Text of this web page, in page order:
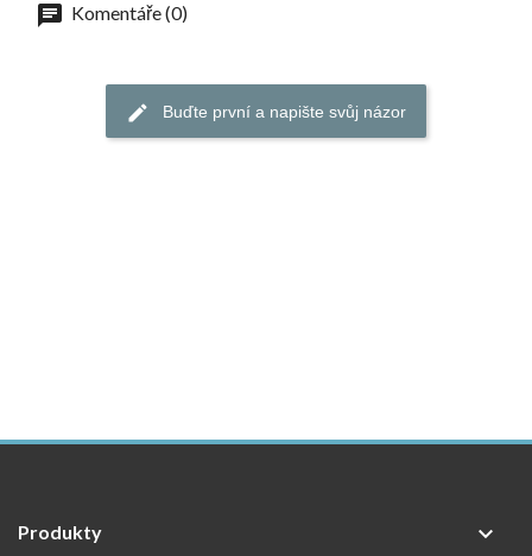
Komentáře (0)
Buďte první a napište svůj názor
Produkty 